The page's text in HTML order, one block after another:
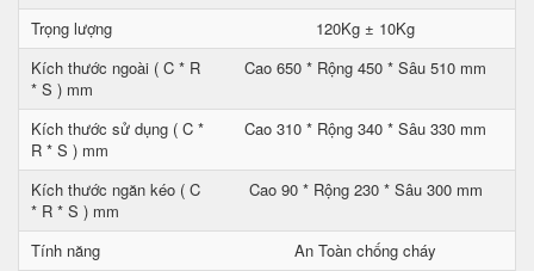
Trọng lượng
120Kg ± 10Kg
Kích thước ngoài ( C * R
* S ) mm
Cao 650 * Rộng 450 * Sâu 510 mm
Kích thước sử dụng ( C *
R * S ) mm
Cao 310 * Rộng 340 * Sâu 330 mm
Kích thước ngăn kéo ( C
* R * S ) mm
Cao 90 * Rộng 230 * Sâu 300 mm
Tính năng An Toàn chống cháy